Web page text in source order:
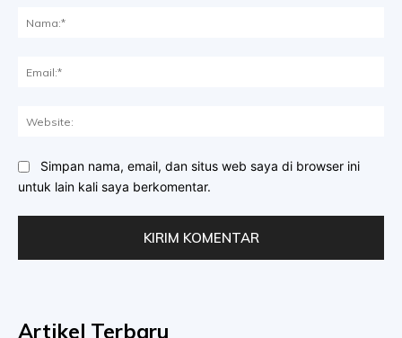
Simpan nama, email, dan situs web saya di browser ini
untuk lain kali saya berkomentar.
Artikel Terbaru